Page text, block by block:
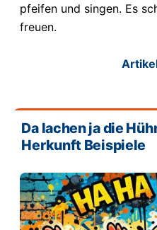
pfeifen und singen. Es
freuen.
Da lachen ja die
Herkunft Beispiele